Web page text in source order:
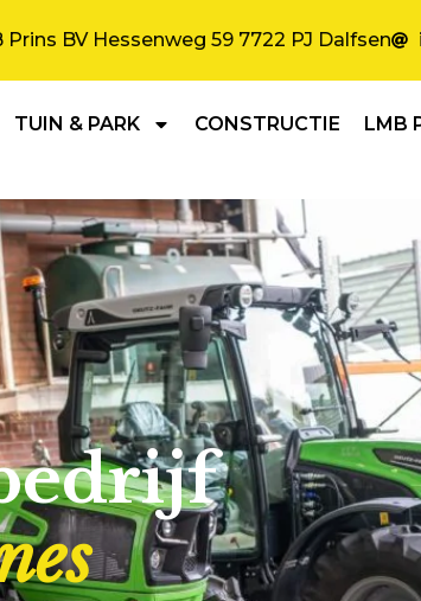
Prins BV Hessenweg 59 7722 PJ Dalfsen
TUIN & PARK CONSTRUCTIE LMB